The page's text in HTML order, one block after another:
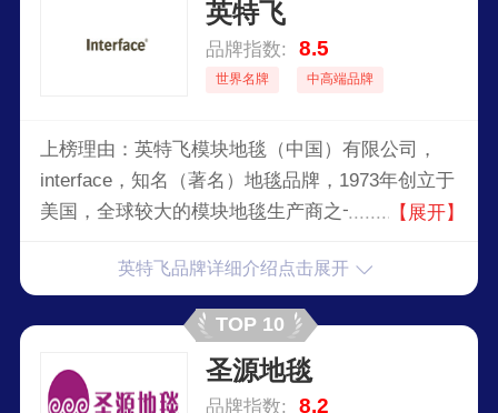
英特飞
品牌指数: 8.5
世界名牌 中高端品牌
上榜理由：英特飞模块地毯（中国）有限公司，
interface，知名（著名）地毯品牌，1973年创立于
美国，全球较大的模块地毯生产商之一，因其创意
设计生产企业。
【展开】
英特飞品牌详细介绍点击展开
TOP 10
圣源地毯
品牌指数: 8.2